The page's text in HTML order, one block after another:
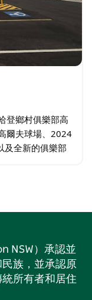
登鄉村俱樂部高
爾夫球場、2024
及全新的俱樂部
NSW）承認並
族，並承認原
所有者和居住